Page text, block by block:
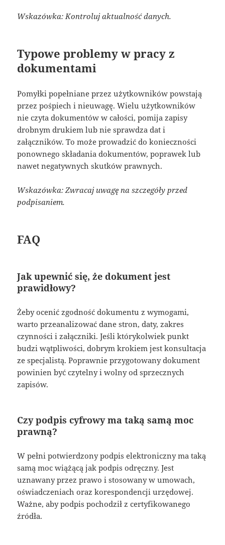
Wskazówka: Kontroluj aktualność danych.
Typowe problemy w pracy z
dokumentami
Pomyłki popełniane przez użytkowników powstają
przez pośpiech i nieuwagę. Wielu użytkowników
nie czyta dokumentów w całości, pomija zapisy
drobnym drukiem lub nie sprawdza dat i
załączników. To może prowadzić do konieczności
ponownego składania dokumentów, poprawek lub
nawet negatywnych skutków prawnych.
Wskazówka: Zwracaj uwagę na szczegóły przed
podpisaniem.
FAQ
Jak upewnić się, że dokument jest
prawidłowy?
Żeby ocenić zgodność dokumentu z wymogami,
warto przeanalizować dane stron, daty, zakres
czynności i załączniki. Jeśli którykolwiek punkt
budzi wątpliwości, dobrym krokiem jest konsultacja
ze specjalistą. Poprawnie przygotowany dokument
powinien być czytelny i wolny od sprzecznych
zapisów.
Czy podpis cyfrowy ma taką samą moc
prawną?
W pełni potwierdzony podpis elektroniczny ma taką
samą moc wiążącą jak podpis odręczny. Jest
uznawany przez prawo i stosowany w umowach,
oświadczeniach oraz korespondencji urzędowej.
Ważne, aby podpis pochodził z certyfikowanego
źródła.